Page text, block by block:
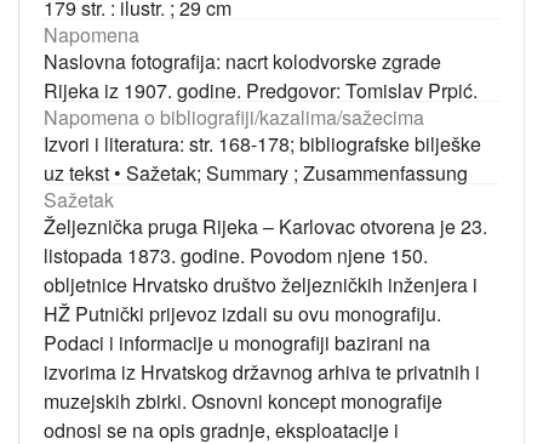
179 str. : ilustr. ; 29 cm
Napomena
Naslovna fotografija: nacrt kolodvorske zgrade
Rijeka iz 1907. godine. Predgovor: Tomislav Prpić.
Napomena o bibliografiji/kazalima/sažecima
Izvori i literatura: str. 168-178; bibliografske bilješke
uz tekst • Sažetak; Summary ; Zusammenfassung
Sažetak
Željeznička pruga Rijeka – Karlovac otvorena je 23.
listopada 1873. godine. Povodom njene 150.
obljetnice Hrvatsko društvo željezničkih inženjera i
HŽ Putnički prijevoz izdali su ovu monografiju.
Podaci i informacije u monografiji bazirani na
izvorima iz Hrvatskog državnog arhiva te privatnih i
muzejskih zbirki. Osnovni koncept monografije
odnosi se na opis gradnje, eksploatacije i